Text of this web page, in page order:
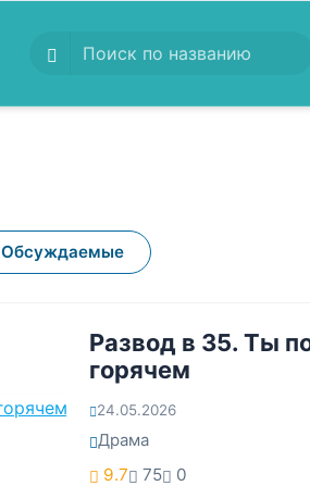
Обсуждаемые
Развод в 35. Ты
горячем
24.05.2026
Драма
9.7
75 0